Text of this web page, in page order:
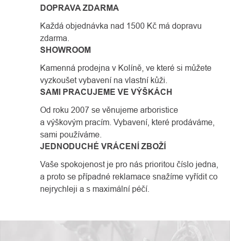
DOPRAVA ZDARMA
Každá objednávka nad 1500 Kč má dopravu
zdarma.
SHOWROOM
Kamenná prodejna v Kolíně, ve které si můžete
vyzkoušet vybavení na vlastní kůži.
SAMI PRACUJEME VE VÝŠKÁCH
Od roku 2007 se věnujeme arboristice
a výškovým pracím. Vybavení, které prodáváme,
sami používáme.
JEDNODUCHÉ VRÁCENÍ ZBOŽÍ
Vaše spokojenost je pro nás prioritou číslo jedna,
a proto se případné reklamace snažíme vyřídit co
nejrychleji a s maximální péčí.